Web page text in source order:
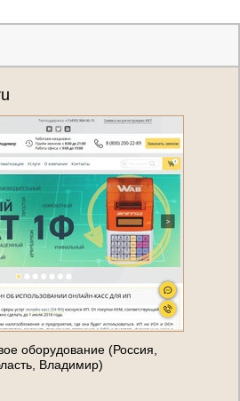
оборудование (Россия,
Владимир)